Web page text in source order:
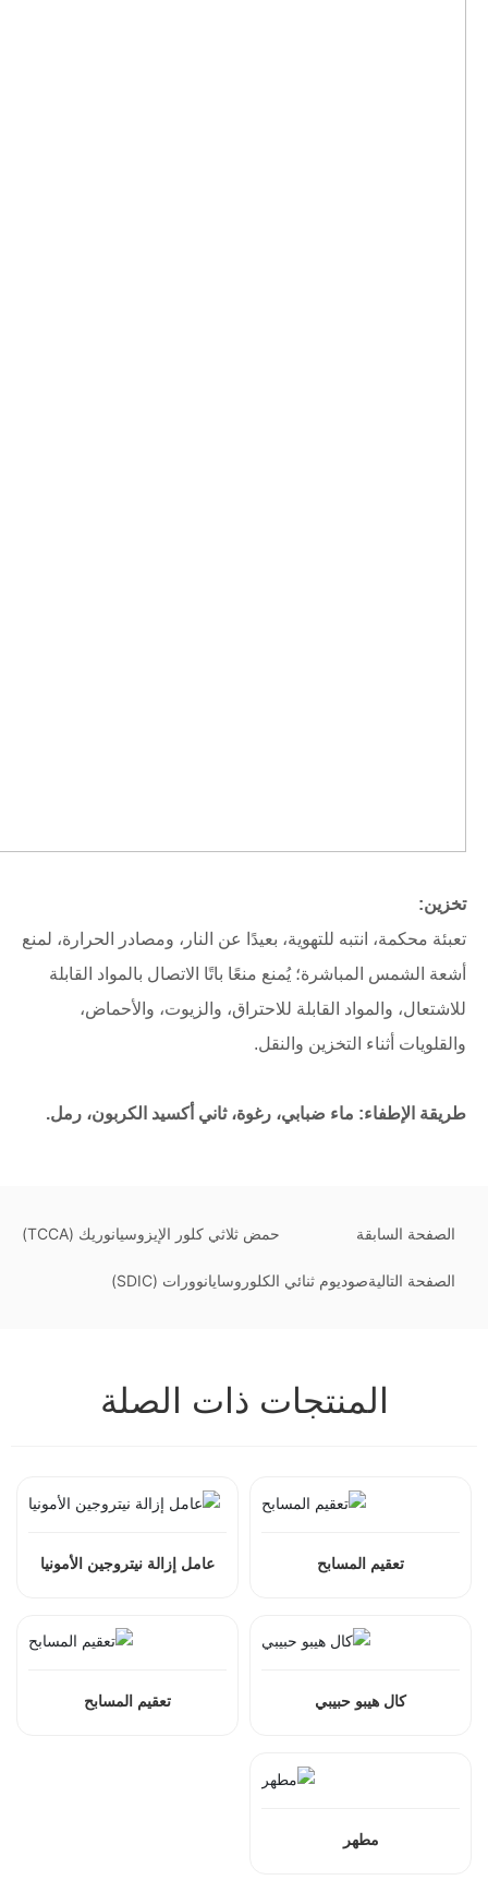
تخزين:
تعبئة محكمة، انتبه للتهوية، بعيدًا عن النار، ومصادر الحرارة، لمنع
أشعة الشمس المباشرة؛ يُمنع منعًا باتًا الاتصال بالمواد القابلة
للاشتعال، والمواد القابلة للاحتراق، والزيوت، والأحماض،
والقلويات أثناء التخزين والنقل.
طريقة الإطفاء: ماء ضبابي، رغوة، ثاني أكسيد الكربون، رمل.
الصفحة السابقة حمض ثلاثي كلور الإيزوسيانوريك (TCCA)
الصفحة التاليةصوديوم ثنائي الكلوروسايانوورات (SDIC)
المنتجات ذات الصلة
تعقيم المسابح عامل إزالة نيتروجين الأمونيا
كال هيبو حبيبي تعقيم المسابح
مطهر